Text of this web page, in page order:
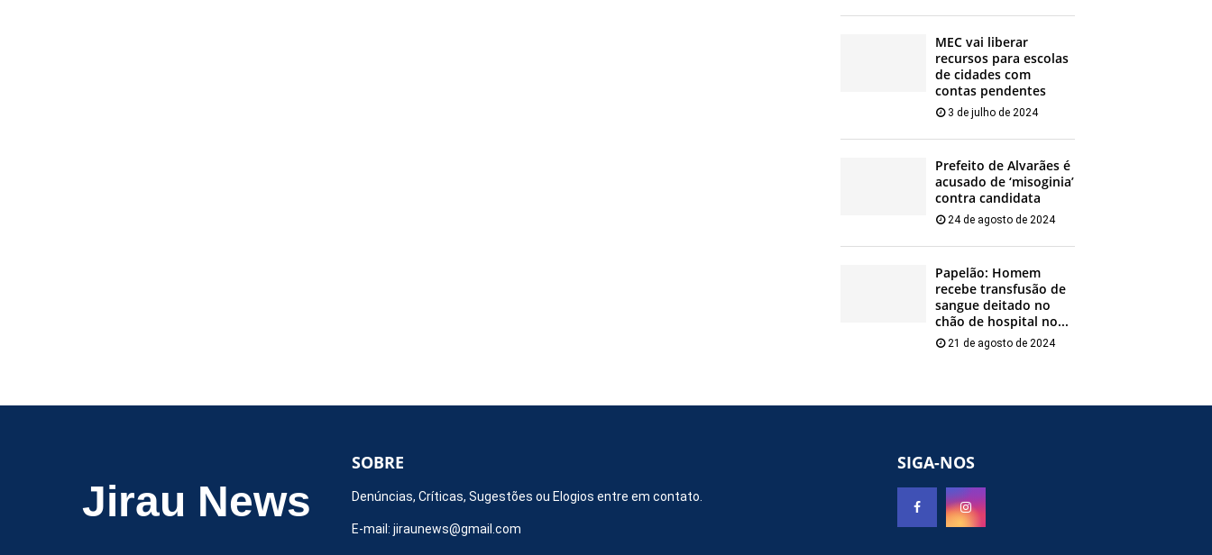
MEC vai liberar
recursos para escolas
de cidades com
contas pendentes
3 de julho de 2024
Prefeito de Alvarães é
acusado de ‘misoginia’
contra candidata
24 de agosto de 2024
Papelão: Homem
recebe transfusão de
sangue deitado no
chão de hospital no...
21 de agosto de 2024
Jirau News
SOBRE
Denúncias, Críticas, Sugestões ou Elogios entre em contato.
E-mail: jiraunews@gmail.com
SIGA-NOS